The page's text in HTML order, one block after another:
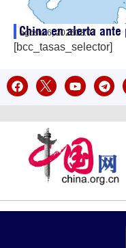
China en alerta
agosto 6, 202603:07
[bcc_tasas_selector]